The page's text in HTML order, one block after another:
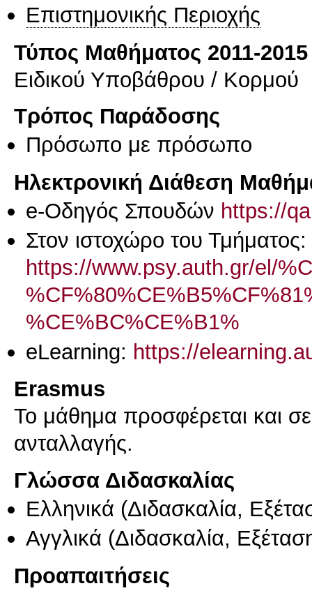
Επιστημονικής Περιοχής
Τύπος Μαθήματος 2011-2015
Ειδικού Υποβάθρου / Κορμού
Τρόπος Παράδοσης
Πρόσωπο με πρόσωπο
Ηλεκτρονική Διάθεση
e-Οδηγός Σπουδών https://
Στον ιστοχώρο του Τμήματος:
https://www.psy.auth.gr/el/
%CE%BC%CE%B1%
eLearning: https://
Erasmus
Το μάθημα προσφέρεται και
ανταλλαγής.
Γλώσσα Διδασκαλίας
Ελληνικά (Διδασκαλία,
Αγγλικά (Διδασκαλία,
Προαπαιτήσεις